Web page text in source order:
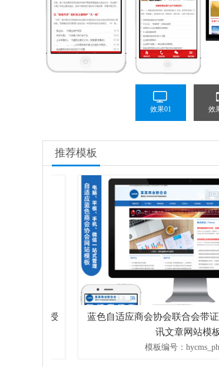
效果01 效
推荐模板
蓝色自适应商会协会联合会带证书查
讯文章网站模板
模板编号：hycms_php43